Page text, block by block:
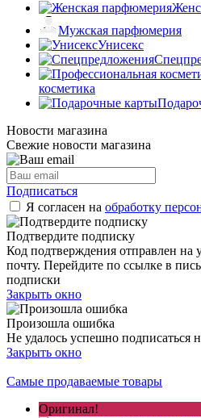
Мужская парфюмерия
Унисекс
косметика
Новости магазина
Свежие новости магазина
Подписаться
Я согласен на обработку
Подтвердите подписку
Код подтверждения отправлен на
почту. Перейдите по ссылке в
подписки
Закрыть окно
Произошла ошибка
Не удалось успешно подписаться
Закрыть окно
Самые продаваемые товары
Оригинал!